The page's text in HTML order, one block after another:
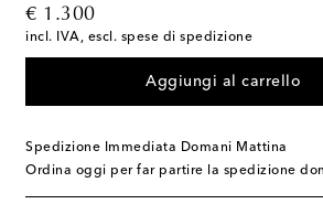
€ 1.300
original price
incl. IVA, escl. spese di spedizione
Aggiungi al carrello
Spedizione Immediata Domani Mattina
Ordina oggi per far partire la spedizione